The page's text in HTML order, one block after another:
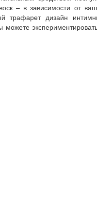
– в зависимости от
трафарет дизайн